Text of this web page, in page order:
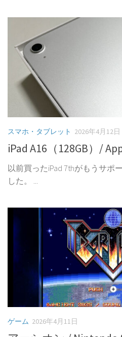
スマホ・タブレット 2026年4月12日
iPad A16（128GB）/
以前買ったiPad 7thがもうサポ
した。 ...
ゲーム 2026年4月11日